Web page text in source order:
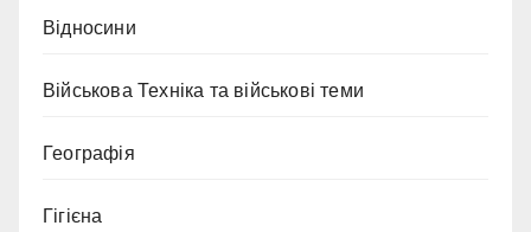
Відносини
Військова Техніка та військові теми
Географія
Гігієна